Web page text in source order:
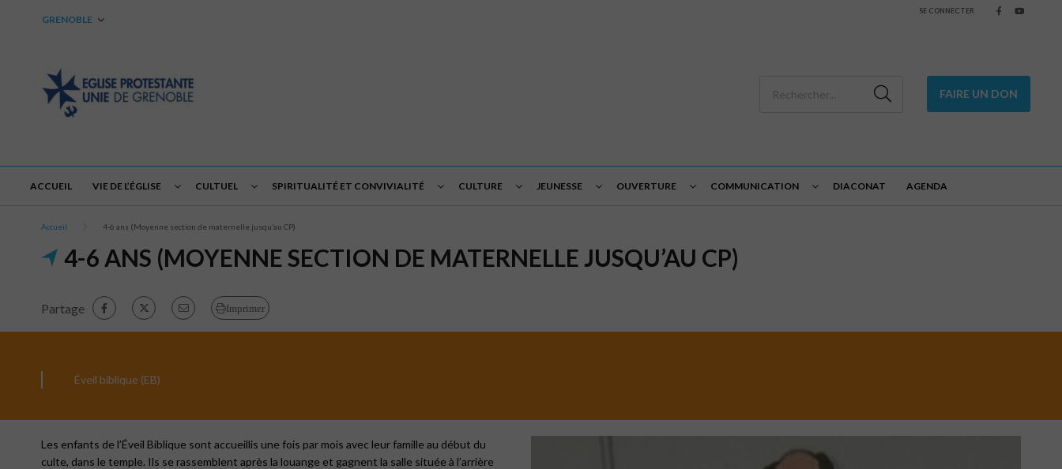
GRENOBLE
SE CONNECTER
FAIRE UN DON
ACCUEIL VIE DE L’ÉGLISE CULTUEL SPIRITUALITÉ ET CONVIVIALITÉ CULTURE JEUNESSE OUVERTURE COMMUNICATION DIACONAT AGENDA
Accueil 4-6 ans (Moyenne section de maternelle jusqu’au CP)
4-6 ANS (MOYENNE SECTION DE MATERNELLE JUSQU’AU CP)
Partage Imprimer
Éveil biblique (EB)
Les enfants de l’Éveil Biblique sont accueillis une fois par mois avec leur famille au début du
culte, dans le temple. Ils se rassemblent après la louange et gagnent la salle située à l’arrière